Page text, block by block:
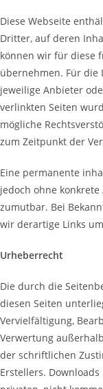
Diese Webseite
Dritter, auf deren
können wir für diese
übernehmen. Für die
jeweilige Anbieter
verlinkten Seiten
mögliche
zum Zeitpunkt der
Eine permanente
jedoch ohne
zumutbar. Bei
wir derartige Links
Urheberrecht
Die durch die
diesen Seiten
Vervielfältigung,
Verwertung
der schriftlichen
Erstellers.